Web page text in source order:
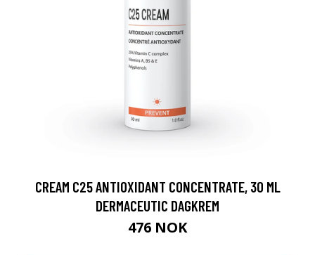
CREAM C25 ANTIOXIDANT CONCENTRATE, 30 ML
DERMACEUTIC DAGKREM
476 NOK